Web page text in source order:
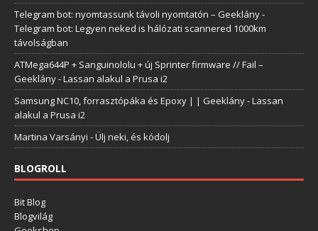
Telegram bot: nyomtassunk távoli nyomtatón – Geeklány-
Telegram bot: Legyen neked is hálózati scannered 1000km
távolságban
ATMega644P + Sanguinololu + új Sprinter firmware // Fail –
Geeklány-Lassan alakul a Prusa i2
Samsung NC10, forrasztópáka és Epoxy | | Geeklány-Lassan
alakul a Prusa i2
Martina Varsányi -Ülj neki, és kódolj
BLOGROLL
Bit Blog
Blogvilág